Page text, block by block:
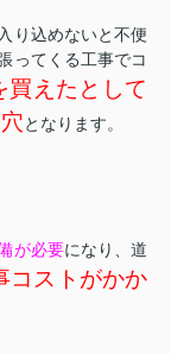
り込めないと不便
ってくる工事でコ
買えたとして
となります。
が必要になり、道
コストがかか